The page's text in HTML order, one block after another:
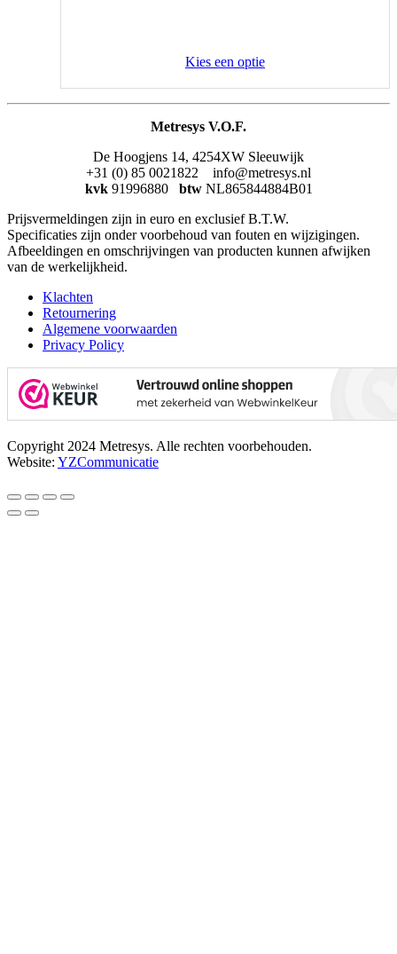
Kies een optie
Metresys V.O.F.
De Hoogjens 14, 4254XW Sleeuwijk
+31 (0) 85 0021822 info@metresys.nl
kvk 91996880 btw NL865844884B01
Prijsvermeldingen zijn in euro en exclusief B.T.W.
Specificaties zijn onder voorbehoud van fouten en wijzigingen.
Afbeeldingen en omschrijvingen van producten kunnen afwijken
van de werkelijkheid.
Klachten
Retournering
Algemene voorwaarden
Privacy Policy
Copyright 2024 Metresys. Alle rechten voorbehouden.
Website: YZCommunicatie